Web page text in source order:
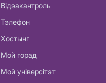
Відэакантроль
Тэлефон
Хостынг
Мой горад
Мой універсітэт